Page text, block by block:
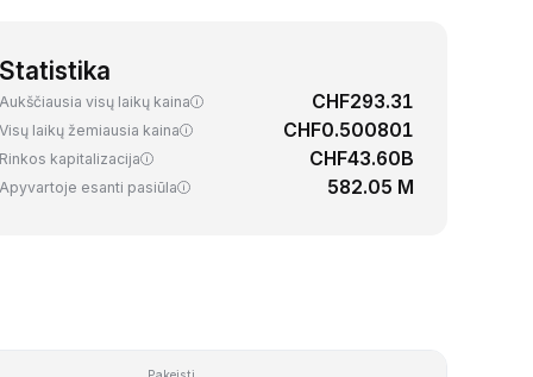
Statistika
Aukščiausia visų laikų kaina CHF293.31
Visų laikų žemiausia kaina CHF0.500801
Rinkos kapitalizacija CHF43.60B
Apyvartoje esanti pasiūla 582.05 M